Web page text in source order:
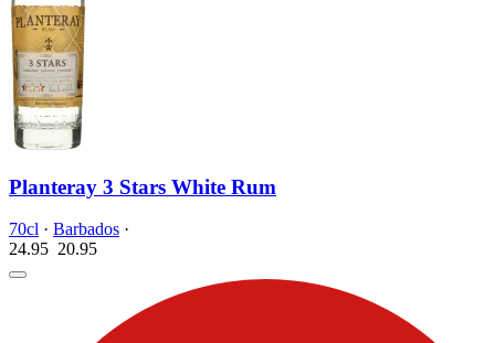
Planteray 3 Stars White Rum
70cl · Barbados ·
24.95 20.95